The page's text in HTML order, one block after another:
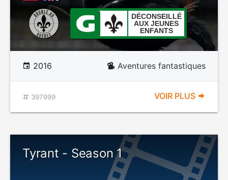
DÉCONSEILLÉ
AUX JEUNES
ENFANTS
2016 Aventures fantastiques
397999 VOIR PLUS
Tyrant - Season 1